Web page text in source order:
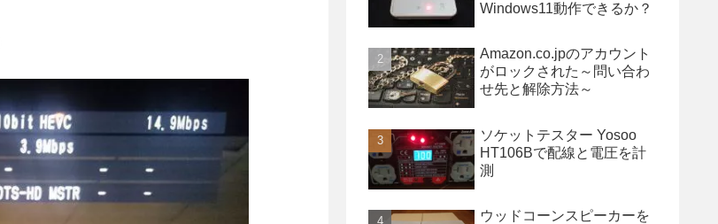
Windows11動作できるか？
Amazon.co.jpのアカウント
がロックされた～問い合わ
せ先と解除方法～
ソケットテスター Yosoo
HT106Bで配線と電圧を計
測
ウッドコーンスピーカーを